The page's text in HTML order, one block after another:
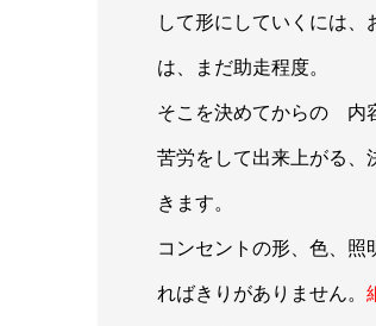
して形にしていくには、
は、まだ助走程度。
そこを決めてからの 内
苦労をして出来上がる、
きます。
コンセントの形、色、
ればきりがありません。